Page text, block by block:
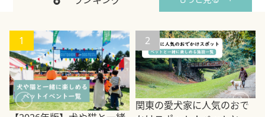
1 2
関東の愛犬家に人気のおで